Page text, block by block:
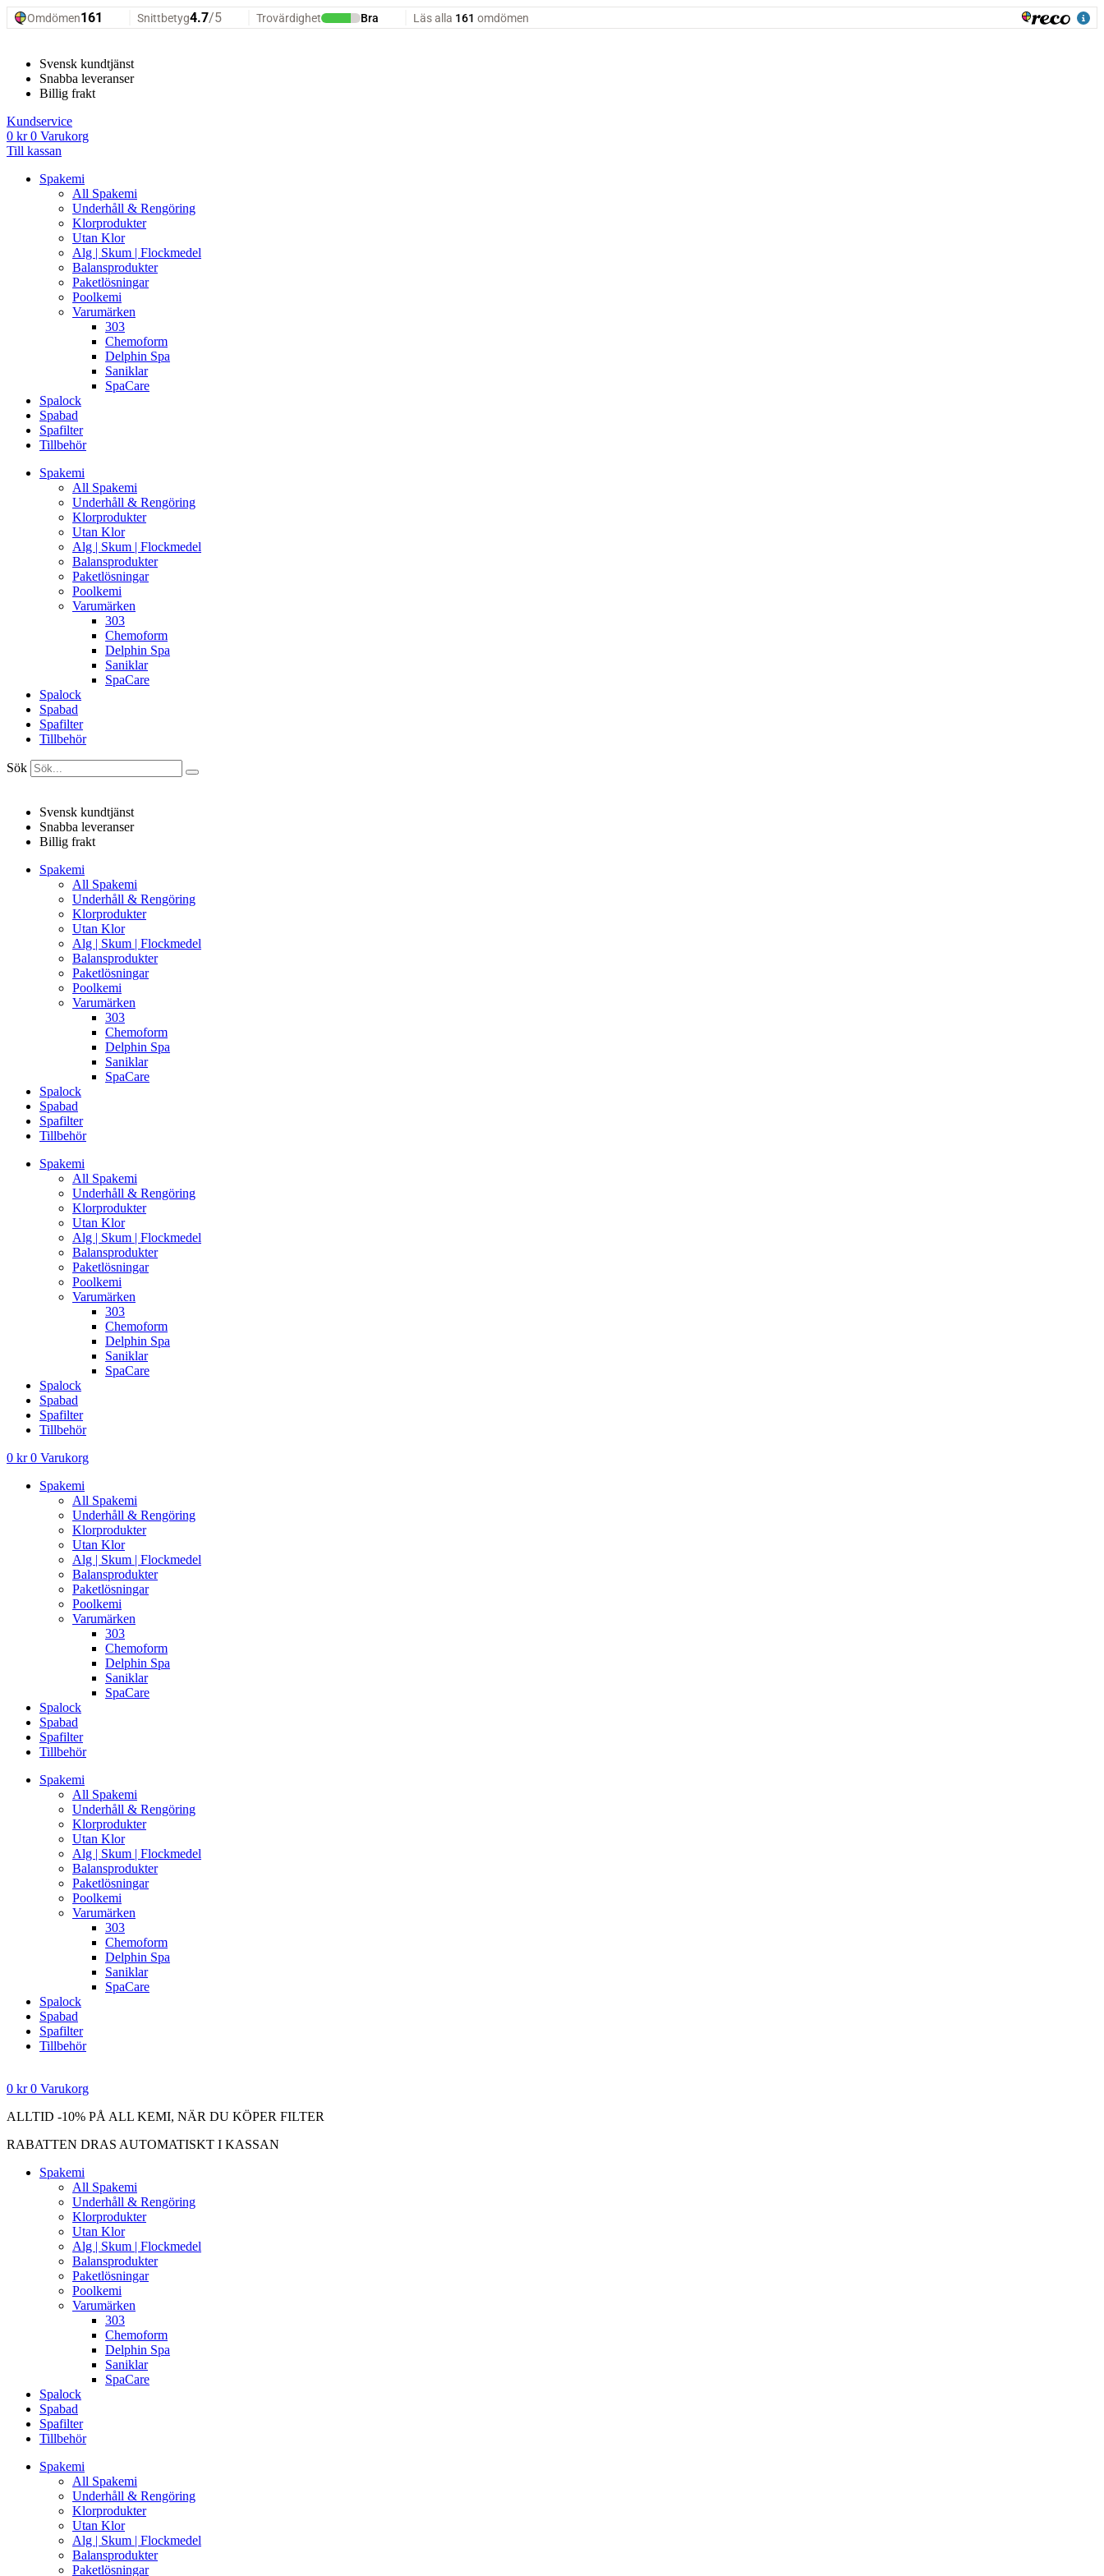
Hoppa
till
Svensk kundtjänst
Snabba leveranser
Billig frakt
Kundservice
0 kr 0 Varukorg
Till kassan
Spakemi
All Spakemi
Underhåll & Rengöring
Klorprodukter
Utan Klor
Alg | Skum | Flockmedel
Balansprodukter
Paketlösningar
Poolkemi
Varumärken
303
Chemoform
Delphin Spa
Saniklar
SpaCare
Spalock
Spabad
Spafilter
Tillbehör
Spakemi
All Spakemi
Underhåll & Rengöring
Klorprodukter
Utan Klor
Alg | Skum | Flockmedel
Balansprodukter
Paketlösningar
Poolkemi
Varumärken
303
Chemoform
Delphin Spa
Saniklar
SpaCare
Spalock
Spabad
Spafilter
Tillbehör
Sök
Svensk kundtjänst
Snabba leveranser
Billig frakt
Spakemi
All Spakemi
Underhåll & Rengöring
Klorprodukter
Utan Klor
Alg | Skum | Flockmedel
Balansprodukter
Paketlösningar
Poolkemi
Varumärken
303
Chemoform
Delphin Spa
Saniklar
SpaCare
Spalock
Spabad
Spafilter
Tillbehör
Spakemi
All Spakemi
Underhåll & Rengöring
Klorprodukter
Utan Klor
Alg | Skum | Flockmedel
Balansprodukter
Paketlösningar
Poolkemi
Varumärken
303
Chemoform
Delphin Spa
Saniklar
SpaCare
Spalock
Spabad
Spafilter
Tillbehör
0 kr 0 Varukorg
Spakemi
All Spakemi
Underhåll & Rengöring
Klorprodukter
Utan Klor
Alg | Skum | Flockmedel
Balansprodukter
Paketlösningar
Poolkemi
Varumärken
303
Chemoform
Delphin Spa
Saniklar
SpaCare
Spalock
Spabad
Spafilter
Tillbehör
Spakemi
All Spakemi
Underhåll & Rengöring
Klorprodukter
Utan Klor
Alg | Skum | Flockmedel
Balansprodukter
Paketlösningar
Poolkemi
Varumärken
303
Chemoform
Delphin Spa
Saniklar
SpaCare
Spalock
Spabad
Spafilter
Tillbehör
0 kr 0 Varukorg
ALLTID -10% PÅ ALL KEMI, NÄR DU KÖPER FILTER
RABATTEN DRAS AUTOMATISKT I KASSAN
Spakemi
All Spakemi
Underhåll & Rengöring
Klorprodukter
Utan Klor
Alg | Skum | Flockmedel
Balansprodukter
Paketlösningar
Poolkemi
Varumärken
303
Chemoform
Delphin Spa
Saniklar
SpaCare
Spalock
Spabad
Spafilter
Tillbehör
Spakemi
All Spakemi
Underhåll & Rengöring
Klorprodukter
Utan Klor
Alg | Skum | Flockmedel
Balansprodukter
Paketlösningar